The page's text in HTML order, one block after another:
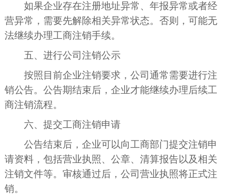
如果企业存在注册地址异常、年报异常或者经
营异常，需要先解除相关异常状态。否则，可能无
法继续办理工商注销手续。
五、进行公司注销公示
按照目前企业注销要求，公司通常需要进行注
销公告。公告期结束后，企业才能继续办理后续工
商注销流程。
六、提交工商注销申请
公告结束后，企业可以向工商部门提交注销申
请资料，包括营业执照、公章、清算报告以及相关
注销文件等。审核通过后，公司营业执照将正式注
销。